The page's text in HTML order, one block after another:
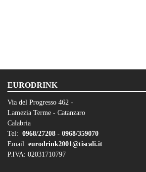
EURODRINK
Via del Progresso 462 -
Lamezia Terme - Catanzaro
Calabria
Tel: 0968/27208 - 0968/359070
Email: eurodrink2001@tiscali.it
P.IVA: 02031710797